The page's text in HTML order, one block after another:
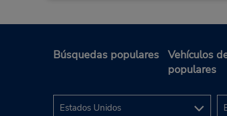
Búsquedas populares
Vehículos
populares